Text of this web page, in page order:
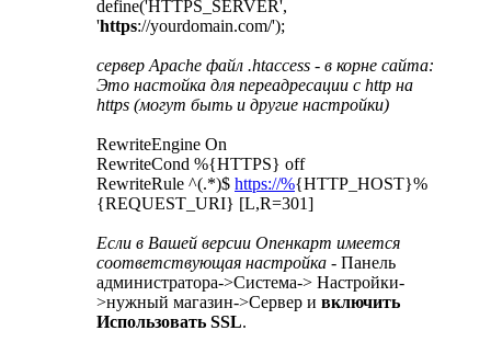
define('HTTPS_SERVER',
'https://yourdomain.com/');
сервер Apache файл .htaccess - в корне сайта:
Это настойка для переадресации с http на
https (могут быть и другие настройки)
RewriteEngine On
RewriteCond %{HTTPS} off
RewriteRule ^(.*)$ https://%{HTTP_HOST}%
{REQUEST_URI} [L,R=301]
Если в Вашей версии Опенкарт имеется
соответствующая настройка - Панель
администратора->Система-> Настройки-
>нужный магазин->Сервер и включить
Использовать SSL.